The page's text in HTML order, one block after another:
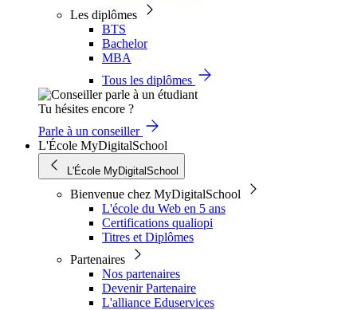
Les diplômes
BTS
Bachelor
MBA
Tous les diplômes
Tu hésites encore ?
Parle à un conseiller
L'École MyDigitalSchool
L'École MyDigitalSchool
Bienvenue chez MyDigitalSchool
L'école du Web en 5 ans
Certifications qualiopi
Titres et Diplômes
Partenaires
Nos partenaires
Devenir Partenaire
L'alliance Eduservices